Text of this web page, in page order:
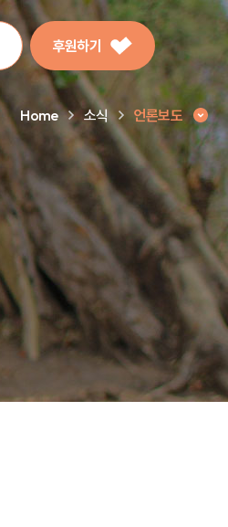
후원하기
Home 소식 언론보도